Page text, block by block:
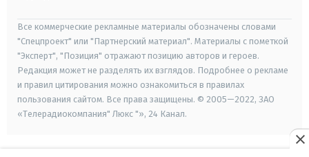
Все коммерческие рекламные материалы обозначены словами
"Спецпроект" или "Партнерский материал". Материалы с пометкой
"Эксперт", "Позиция" отражают позицию авторов и героев.
Редакция может не разделять их взглядов. Подробнее о рекламе
и правил цитирования можно ознакомиться в правилах
пользования сайтом. Все права защищены. © 2005—2022, ЗАО
«Телерадиокомпания" Люкс "», 24 Канал.